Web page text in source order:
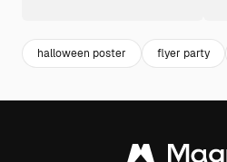
halloween poster flyer party